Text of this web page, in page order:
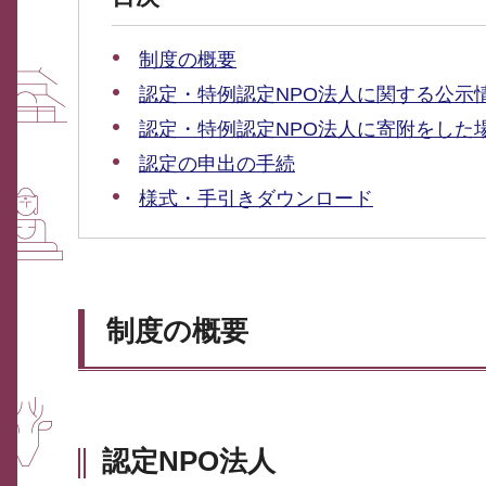
制度の概要
認定・特例認定NPO法人に関する公示
認定・特例認定NPO法人に寄附をした
認定の申出の手続
様式・手引きダウンロード
制度の概要
認定NPO法人